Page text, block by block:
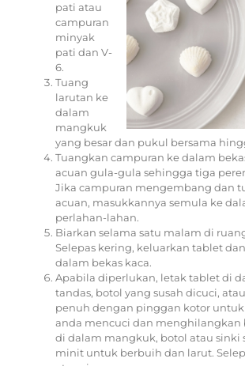
pati atau
campuran
minyak
pati dan V-
6.
Tuang
larutan ke
dalam
mangkuk
yang besar dan pukul bersama
Tuangkan campuran ke dalam
acuan gula-gula sehingga tiga
Jika campuran mengembang dan
acuan, masukkannya semula ke
perlahan-lahan.
Biarkan selama satu malam di
Selepas kering, keluarkan tablet
dalam bekas kaca.
Apabila diperlukan, letak tablet di
tandas, botol yang susah dicuci,
penuh dengan pinggan kotor
anda mencuci dan menghilangkan
di dalam mangkuk, botol atau sinki
minit untuk berbuih dan larut.